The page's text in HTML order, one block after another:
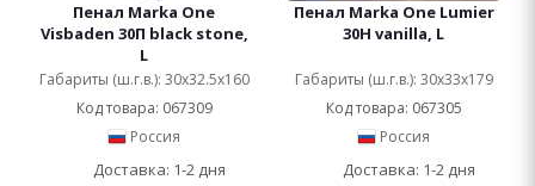
Пенал Marka One
Visbaden 30П black stone,
L
Габариты (ш.г.в.): 30x32.5x160
Код товара: 067309
Россия
Доставка: 1-2 дня
Пенал Marka One Lumier
30Н vanilla, L
Габариты (ш.г.в.): 30x33x179
Код товара: 067305
Россия
Доставка: 1-2 дня